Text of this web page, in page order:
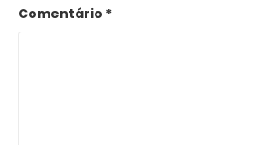
Comentário *